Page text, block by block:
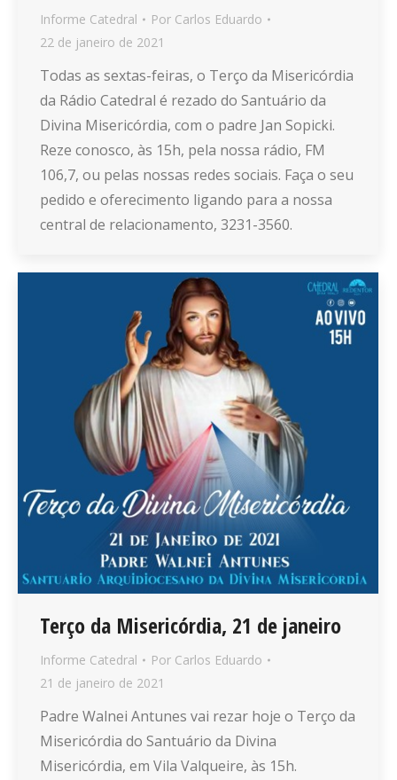
Informe Catedral Por Carlos Eduardo
22 de janeiro de 2021
Todas as sextas-feiras, o Terço da Misericórdia
da Rádio Catedral é rezado do Santuário da
Divina Misericórdia, com o padre Jan Sopicki.
Reze conosco, às 15h, pela nossa rádio, FM
106,7, ou pelas nossas redes sociais. Faça o seu
pedido e oferecimento ligando para a nossa
central de relacionamento, 3231-3560.
Terço da Misericórdia, 21 de janeiro
Informe Catedral Por Carlos Eduardo
21 de janeiro de 2021
Padre Walnei Antunes vai rezar hoje o Terço da
Misericórdia do Santuário da Divina
Misericórdia, em Vila Valqueire, às 15h.